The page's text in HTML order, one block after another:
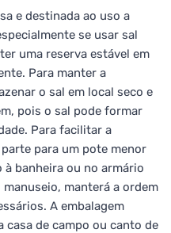
e destinada ao uso a
se usar sal
uma reserva estável em
Para manter a
o sal em local seco e
pois o sal pode formar
Para facilitar a
para um pote menor
banheira ou no armário
manterá a ordem
A embalagem
casa de campo ou canto de